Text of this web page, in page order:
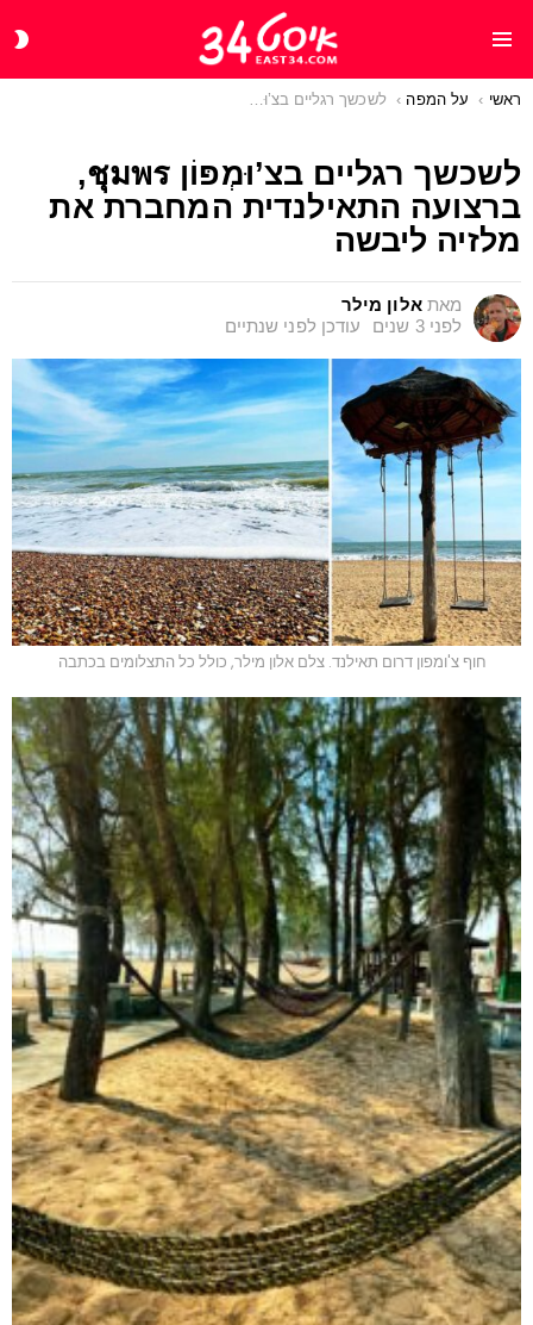
You are here:
ראשי על המפה לשכשך רגליים בצ’וּמְפּוֹן ชุมพร, ברצועה התאילנדית המחברת את מלזיה ליבשה
לשכשך רגליים בצ’וּמְפּוֹן ชุมพร,
ברצועה התאילנדית המחברת את
מלזיה ליבשה
מאת אלון מילר
לפני 3 שנים
עודכן לפני שנתיים
חוף צ'ומפון דרום תאילנד. צלם אלון מילר, כולל כל התצלומים בכתבה